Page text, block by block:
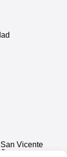
Vicente